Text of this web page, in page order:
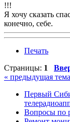
!!!
Я хочу сказать
конечно, себе.
Печать
Страницы: 1
« предыдущая тема
Первый
Вопросы по